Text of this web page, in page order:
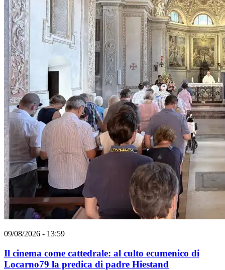
09/08/2026 - 13:59
Il cinema come cattedrale: al culto ecumenico di
Locarno79 la predica di padre Hiestand